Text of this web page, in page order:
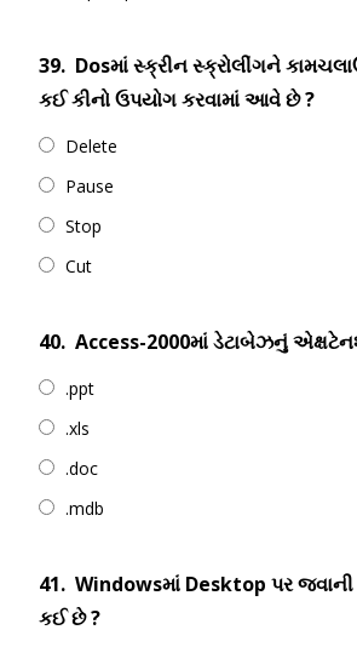
39. Dosમાં સ્ક્રીન સ્ક્રોલીંગને
કઈ કીનો ઉપયોગ કરવામાં આવે છે ?
Delete
Pause
Stop
Cut
40. Access-2000માં ડેટાબેઝનું
.ppt
.xls
.doc
.mdb
41. Windowsમાં Desktop પર
કઈ છે ?